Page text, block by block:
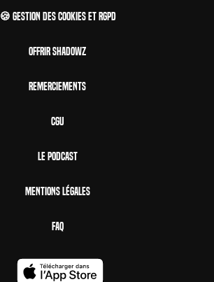
🍪 Gestion des cookies et RGPD
Offrir Shadowz
Remerciements
CGU
Le Podcast
Mentions Légales
FAQ